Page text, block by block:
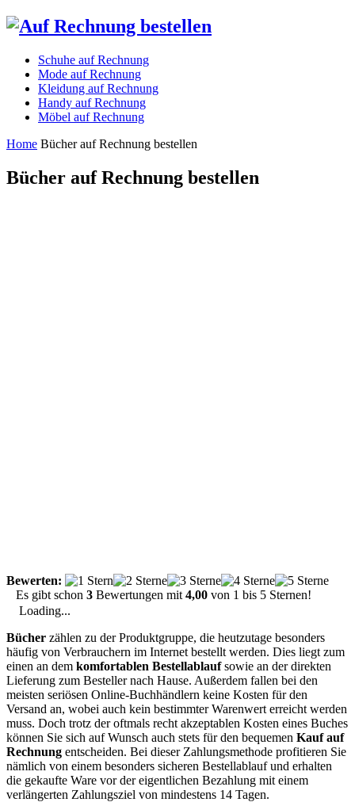
Schuhe auf Rechnung
Mode auf Rechnung
Kleidung auf Rechnung
Handy auf Rechnung
Möbel auf Rechnung
Home Bücher auf Rechnung bestellen
Bücher auf Rechnung bestellen
Bewerten:
Es gibt schon 3 Bewertungen mit 4,00 von 1 bis 5 Sternen!
Loading...
Bücher zählen zu der Produktgruppe, die heutzutage besonders
häufig von Verbrauchern im Internet bestellt werden. Dies liegt zum
einen an dem komfortablen Bestellablaufsowie an der direkten
Lieferung zum Besteller nach Hause. Außerdem fallen bei den
meisten seriösen Online-Buchhändlern keine Kosten für den
Versand an, wobei auch kein bestimmter Warenwert erreicht werden
muss. Doch trotz der oftmals recht akzeptablen Kosten eines Buches
können Sie sich auf Wunsch auch stets für den bequemen Kauf auf
Rechnung entscheiden. Bei dieser Zahlungsmethode profitieren Sie
nämlich von einem besonders sicheren Bestellablauf und erhalten
die gekaufte Ware vor der eigentlichen Bezahlung mit einem
verlängerten Zahlungsziel von mindestens 14 Tagen.